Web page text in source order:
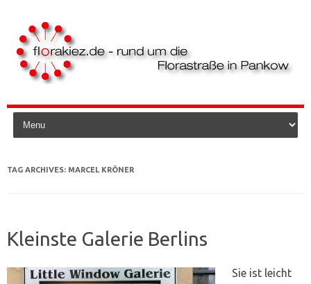
Skip to content
TAG ARCHIVES: MARCEL KRÖNER
Kleinste Galerie Berlins
Sie ist leicht